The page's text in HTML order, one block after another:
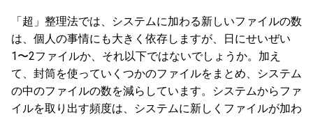
「超」整理法では、システムに加わる新しいファイルの数
は、個人の事情にも大きく依存しますが、日にせいぜい
1〜2ファイルか、それ以下ではないでしょうか。加え
て、封筒を使っていくつかのファイルをまとめ、システム
の中のファイルの数を減らしています。システムからファ
イルを取り出す頻度は、システムに新しくファイルが加わ